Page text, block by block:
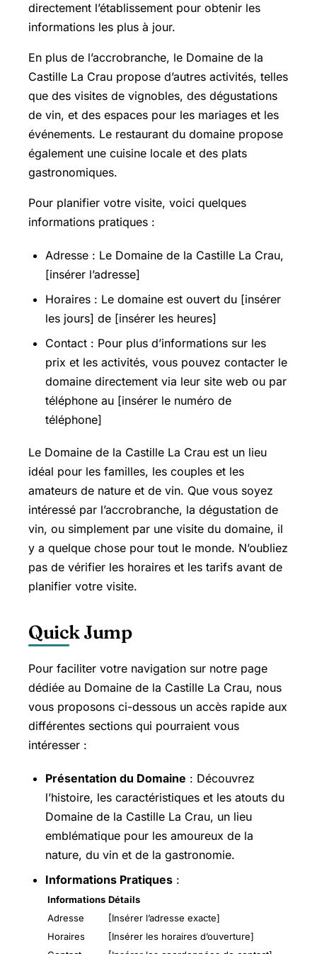
directement l’établissement pour obtenir les
informations les plus à jour.
En plus de l’accrobranche, le Domaine de la
Castille La Crau propose d’autres activités, telles
que des visites de vignobles, des dégustations
de vin, et des espaces pour les mariages et les
événements. Le restaurant du domaine propose
également une cuisine locale et des plats
gastronomiques.
Pour planifier votre visite, voici quelques
informations pratiques :
Adresse : Le Domaine de la Castille La Crau,
[insérer l’adresse]
Horaires : Le domaine est ouvert du [insérer
les jours] de [insérer les heures]
Contact : Pour plus d’informations sur les
prix et les activités, vous pouvez contacter le
domaine directement via leur site web ou par
téléphone au [insérer le numéro de
téléphone]
Le Domaine de la Castille La Crau est un lieu
idéal pour les familles, les couples et les
amateurs de nature et de vin. Que vous soyez
intéressé par l’accrobranche, la dégustation de
vin, ou simplement par une visite du domaine, il
y a quelque chose pour tout le monde. N’oubliez
pas de vérifier les horaires et les tarifs avant de
planifier votre visite.
Quick Jump
Pour faciliter votre navigation sur notre page
dédiée au Domaine de la Castille La Crau, nous
vous proposons ci-dessous un accès rapide aux
différentes sections qui pourraient vous
intéresser :
Présentation du Domaine : Découvrez
l’histoire, les caractéristiques et les atouts du
Domaine de la Castille La Crau, un lieu
emblématique pour les amoureux de la
nature, du vin et de la gastronomie.
Informations Pratiques :
Informations Détails
Adresse
[Insérer l’adresse exacte]
Horaires
[Insérer les horaires d’ouverture]